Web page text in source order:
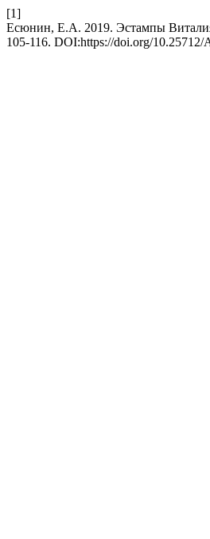
[1]
Есюнин, Е.А. 2019. Эстампы
105-116. DOI:https://doi.org/